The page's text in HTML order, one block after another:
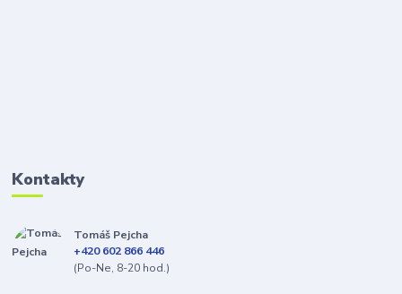
Kontakty
Tomáš Pejcha
+420 602 866 446
(Po-Ne, 8-20 hod.)